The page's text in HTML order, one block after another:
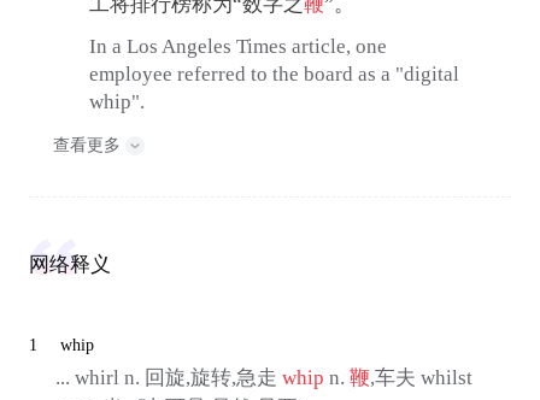
In a Los Angeles Times article, one
employee referred to the board as a "digital
whip".
查看更多
网络释义
1 whip
... whirl n. 回旋,旋转,急走 whip n. 鞭,车夫 whilst